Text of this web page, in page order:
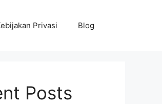
Privasi Blog
Posts